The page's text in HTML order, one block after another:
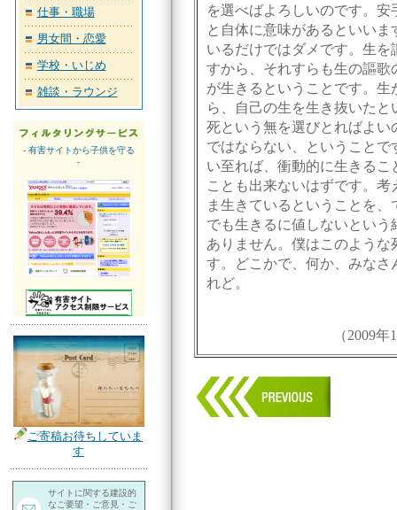
仕事・職場
男女間・恋愛
学校・いじめ
雑談・ラウンジ
- 有害サイトから子供を守る
-
ご寄稿お待ちしていま
す
サイトに関する建設的
なご要望・ご意見・ご
を選べばよろしいのです。
と自体に意味があるといい
いるだけではダメです。生
すから、それすらも生の謳
が生きるということです。
ら、自己の生を生き抜いた
死という無を選びとればよ
ではならない、ということ
い至れば、衝動的に生きる
ことも出来ないはずです。
ま生きているということを
でも生きるに値しないとい
ありません。僕はこのよう
す。どこかで、何か、みな
れど。
（2009